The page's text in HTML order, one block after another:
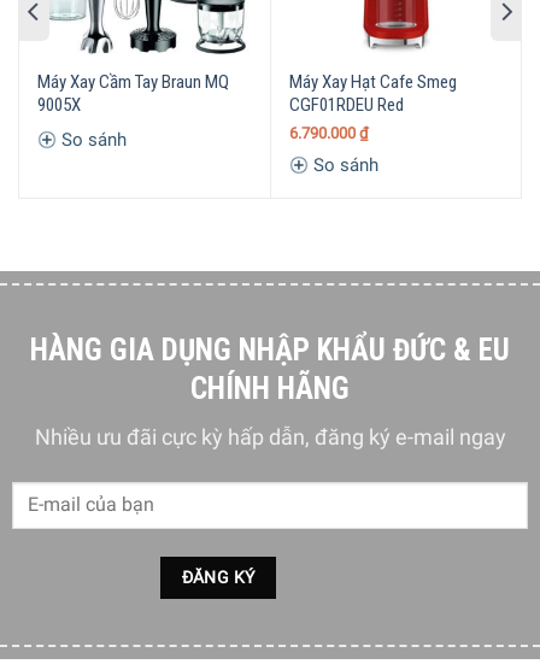
Xay trộn bất cứ nguyên liệu nào với chỉ một nút bấm đơn
giản
nhưng vô cùng mạnh mẽ, kết hợp với nhiều dụng cụ đi kèm
Máy Xay Cầm Tay Braun MQ
9005X
So sánh
Máy Xay Hạt Cafe Smeg
CGF01RDEU Red
6.790.000 ₫
So sánh
HÀNG GIA DỤNG NHẬP KHẨU ĐỨC & EU
CHÍNH HÃNG
Nhiều ưu đãi cực kỳ hấp dẫn, đăng ký e-mail ngay